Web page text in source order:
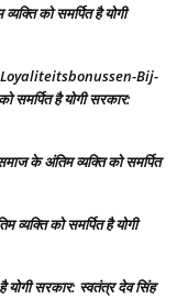
को समर्पित है योगी
Bij-
समर्पित है योगी सरकार:
के अंतिम व्यक्ति को समर्पित
व्यक्ति को समर्पित है योगी
योगी सरकार: स्वतंत्र देव सिंह